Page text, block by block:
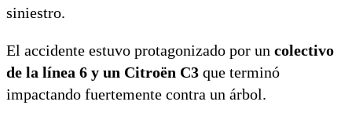
siniestro.
El accidente estuvo protagonizado por un colectivo
de la línea 6 y un Citroën C3 que terminó
impactando fuertemente contra un árbol.